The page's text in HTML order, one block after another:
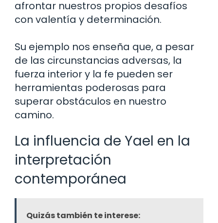
afrontar nuestros propios desafíos
con valentía y determinación.
Su ejemplo nos enseña que, a pesar
de las circunstancias adversas, la
fuerza interior y la fe pueden ser
herramientas poderosas para
superar obstáculos en nuestro
camino.
La influencia de Yael en la
interpretación
contemporánea
Quizás también te interese: